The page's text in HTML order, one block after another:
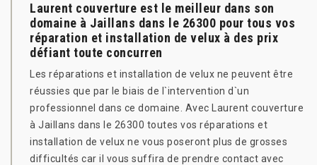
Laurent couverture est le meilleur dans son
domaine à Jaillans dans le 26300 pour tous vos
réparation et installation de velux à des prix
défiant toute concurren
Les réparations et installation de velux ne peuvent être
réussies que par le biais de l`intervention d`un
professionnel dans ce domaine. Avec Laurent couverture
à Jaillans dans le 26300 toutes vos réparations et
installation de velux ne vous poseront plus de grosses
difficultés car il vous suffira de prendre contact avec